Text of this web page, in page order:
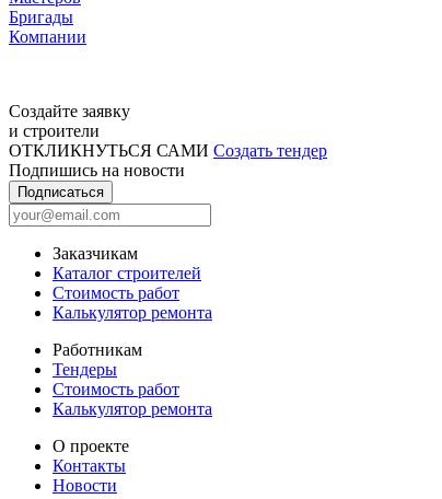
Бригады
Компании
Создайте заявку
и строители
ОТКЛИКНУТЬСЯ САМИ Создать тендер
Подпишись на новости
Подписаться
Заказчикам
Каталог строителей
Стоимость работ
Калькулятор ремонта
Работникам
Тендеры
Стоимость работ
Калькулятор ремонта
О проекте
Контакты
Новости